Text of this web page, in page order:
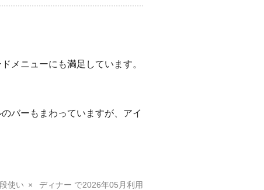
メニューにも満足しています。
バーもまわっていますが、アイ
使い ディナー 2026年05月